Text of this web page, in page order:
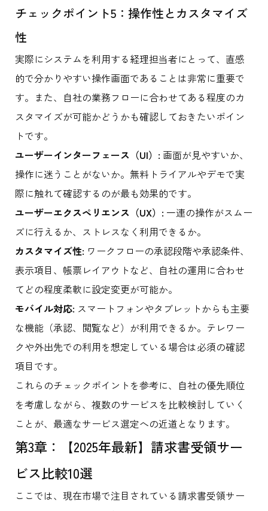
チェックポイント5：操作性とカスタマイズ
性
実際にシステムを利用する経理担当者にとって、直感
的で分かりやすい操作画面であることは非常に重要で
す。また、自社の業務フローに合わせてある程度のカ
スタマイズが可能かどうかも確認しておきたいポイン
トです。
ユーザーインターフェース（UI）: 画面が見やすいか、
操作に迷うことがないか。無料トライアルやデモで実
際に触れて確認するのが最も効果的です。
ユーザーエクスペリエンス（UX）: 一連の操作がスムー
ズに行えるか、ストレスなく利用できるか。
カスタマイズ性: ワークフローの承認段階や承認条件、
表示項目、帳票レイアウトなど、自社の運用に合わせ
てどの程度柔軟に設定変更が可能か。
モバイル対応: スマートフォンやタブレットからも主要
な機能（承認、閲覧など）が利用できるか。テレワー
クや外出先での利用を想定している場合は必須の確認
項目です。
これらのチェックポイントを参考に、自社の優先順位
を考慮しながら、複数のサービスを比較検討していく
ことが、最適なサービス選定への近道となります。
第3章：【2025年最新】請求書受領サー
ビス比較10選
ここでは、現在市場で注目されている請求書受領サー